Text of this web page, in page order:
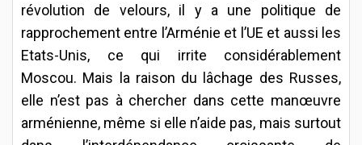
révolution de velours, il y a une politique de
rapprochement entre l’Arménie et l’UE et aussi les
Etats-Unis, ce qui irrite considérablement
Moscou. Mais la raison du lâchage des Russes,
elle n’est pas à chercher dans cette manœuvre
arménienne, même si elle n’aide pas, mais surtout